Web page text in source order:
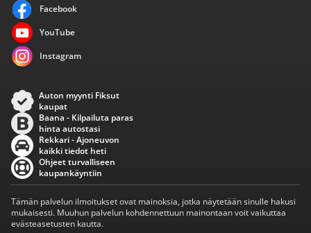
Facebook
YouTube
Instagram
Auton myynti Fiksut
kaupat
Baana - Kilpailuta paras
hinta autostasi
Rekkari - Ajoneuvon
kaikki tiedot heti
Ohjeet turvalliseen
kaupankäyntiin
Tämän palvelun ilmoitukset ovat mainoksia, jotka näytetään sinulle hakusi
mukaisesti. Muuhun palvelun kohdennettuun mainontaan voit vaikuttaa
evästeasetusten kautta.